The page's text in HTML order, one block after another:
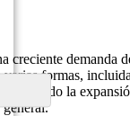
creciente demanda
formas,
la